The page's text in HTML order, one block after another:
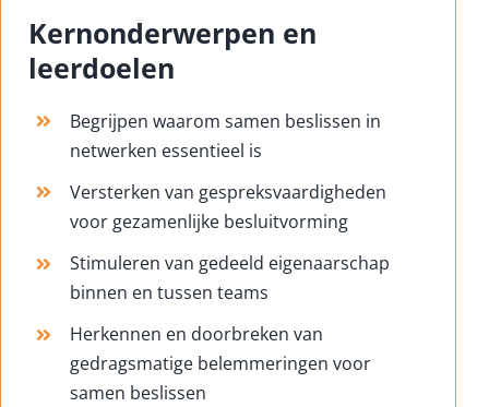
Kernonderwerpen en
leerdoelen
Begrijpen waarom samen beslissen in
netwerken essentieel is
Versterken van gespreksvaardigheden
voor gezamenlijke besluitvorming
Stimuleren van gedeeld eigenaarschap
binnen en tussen teams
Herkennen en doorbreken van
gedragsmatige belemmeringen voor
samen beslissen